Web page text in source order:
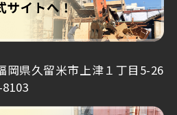
県久留米市上津１丁目5-26